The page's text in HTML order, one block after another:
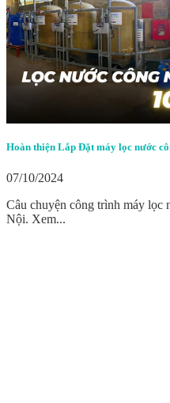
Hoàn thiện Lắp Đặt máy lọc nước
07/10/2024
Câu chuyện công trình máy
Nội. Xem...